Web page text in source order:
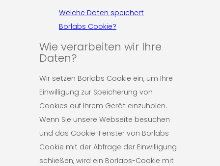
Welche Daten speichert
Borlabs Cookie?
Wie verarbeiten wir Ihre
Daten?
Wir setzen Borlabs Cookie ein, um Ihre
Einwilligung zur Speicherung von
Cookies auf Ihrem Gerät einzuholen.
Wenn Sie unsere Webseite besuchen
und das Cookie-Fenster von Borlabs
Cookie mit der Abfrage der Einwilligung
schließen, wird ein Borlabs-Cookie mit